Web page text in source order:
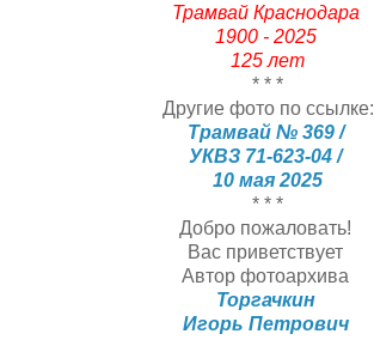
Трамвай Краснодара
1900 - 2025
125 лет
* * *
Другие фото по ссылке:
Трамвай № 369 /
УКВЗ 71-623-04 /
10 мая 2025
* * *
Добро пожаловать!
Вас приветствует
Автор фотоархива
Торгачкин
Игорь Петрович